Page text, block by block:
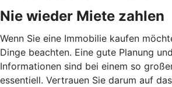
Nie wieder Miete zahlen
Wenn Sie eine Immobilie kaufen
Dinge beachten. Eine gute Planung
Informationen sind bei einem so
essentiell. Vertrauen Sie darum auf